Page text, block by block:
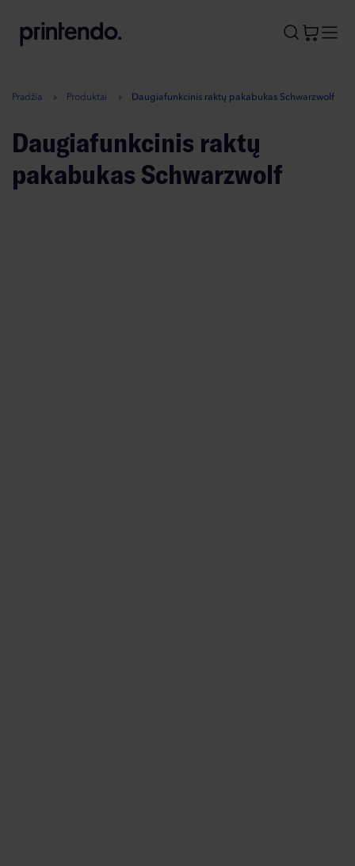
A
Pradžia Produktai Daugiafunkcinis raktų pakabukas Schwarzwolf
Daugiafunkcinis raktų
pakabukas Schwarzwolf